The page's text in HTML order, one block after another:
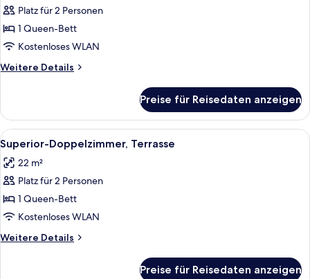
Superior-
Doppelzimmer
anzeigen
Platz für 2 Personen
1 Queen-Bett
Kostenloses WLAN
Weitere Details
Weitere
Doppelzimmer
Preise für Reisedaten anzeigen
Alle
Fotos
für
Superior-
Doppelzimmer,
Terrasse
anzeigen
Ein Hotelzimmer mit einem großen
9
Superior-Doppelzimmer, Terrasse
22 m²
Platz für 2 Personen
1 Queen-Bett
Kostenloses WLAN
Weitere Details
Weitere
Preise für Reisedaten anzeigen